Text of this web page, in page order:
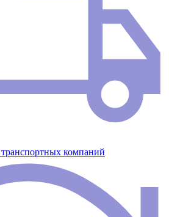
транспортных компаний